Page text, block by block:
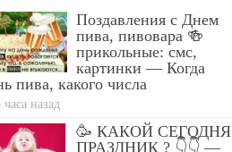
Поздавления с Днем
пива, пивовара 🍻
прикольные: смс,
картинки — Когда
пива, какого числа
часа назад
🥳 КАКОЙ СЕГОДНЯ
ПРАЗДНИК ? 👇👇 —